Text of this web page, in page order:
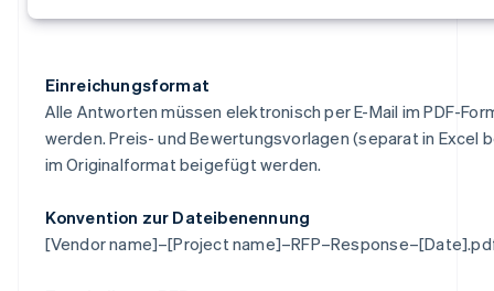
Einreichungsformat
Alle Antworten müssen elektronisch per E-Mail im PDF-
werden. Preis- und Bewertungsvorlagen (separat in Excel
im Originalformat beigefügt werden.
Konvention zur Dateibenennung
[Vendor name]–[Project